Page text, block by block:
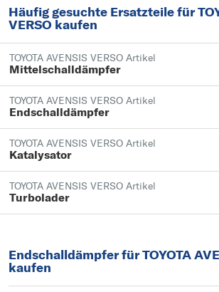
Häufig gesuchte Ersatzteile für
VERSO kaufen
TOYOTA AVENSIS VERSO Artikel
Mittelschalldämpfer
TOYOTA AVENSIS VERSO Artikel
Endschalldämpfer
TOYOTA AVENSIS VERSO Artikel
Katalysator
TOYOTA AVENSIS VERSO Artikel
Turbolader
Endschalldämpfer für TOYOTA
kaufen